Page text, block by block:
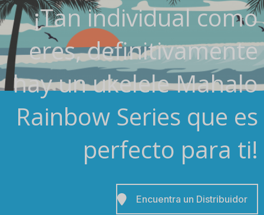
¡Tan individual como
eres, definitivamente
hay un ukelele Mahalo
Rainbow Series que es
perfecto para ti!
Encuentra un Distribuidor